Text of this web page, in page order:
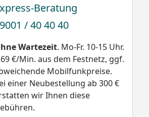
Beratung
/ 40 40 40
Wartezeit. Mo-Fr. 10-15 Uhr.
€/Min. aus dem Festnetz, ggf.
Mobilfunkpreise.
einer Neubestellung ab 300 €
wir Ihnen diese